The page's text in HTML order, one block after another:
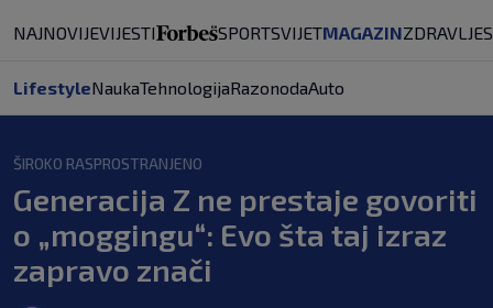
NAJNOVIJEVIJESTI SPORTSVIJETMAGAZINZDRAVLJE
LifestyleNaukaTehnologijaRazonodaAuto
ŠIROKO RASPROSTRANJENO
Generacija Z ne prestaje govoriti
o „moggingu“: Evo šta taj izraz
zapravo znači